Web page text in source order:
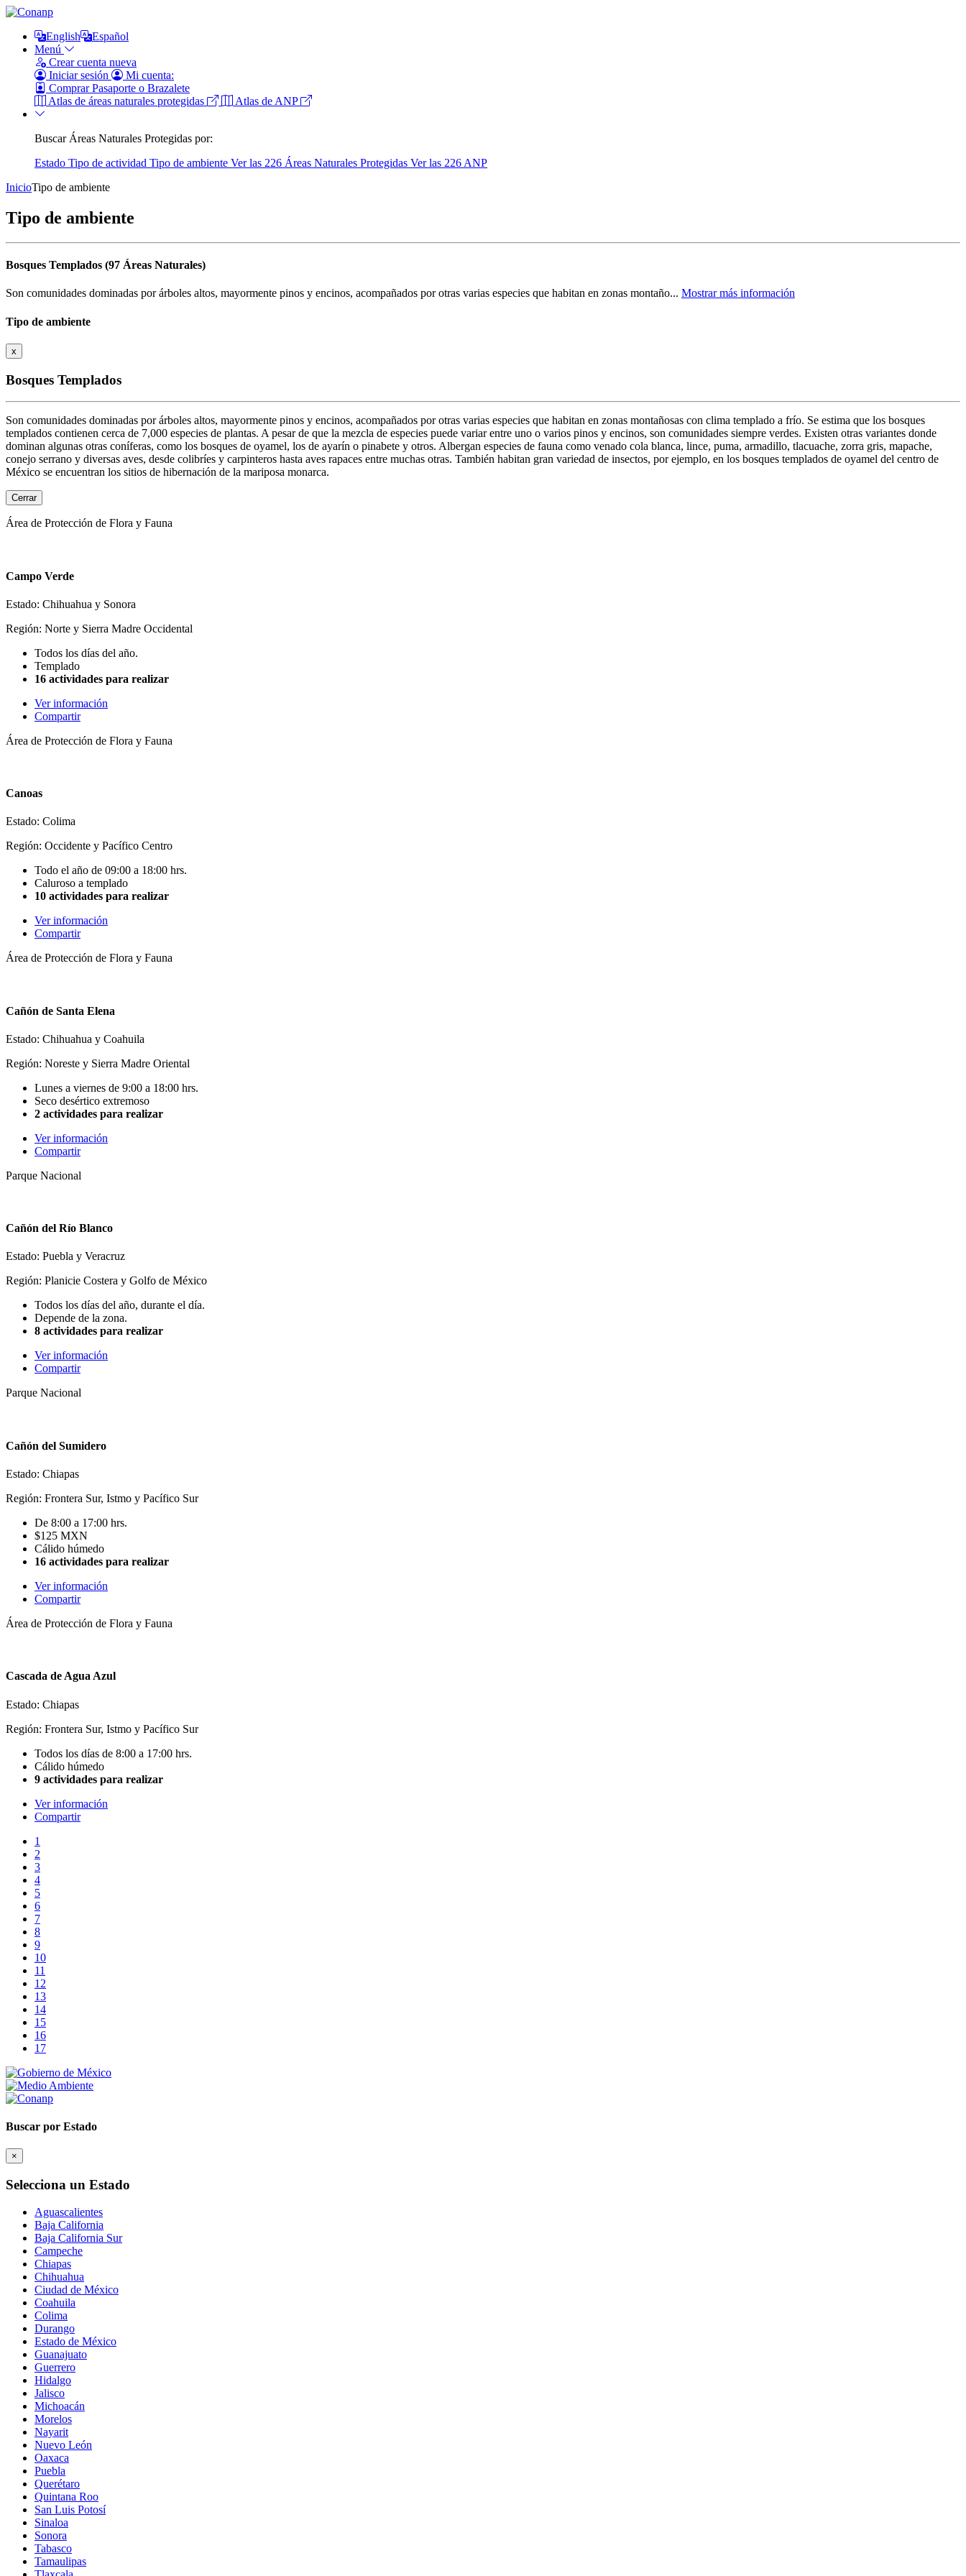
English
Español
Menú
Crear cuenta nueva
Iniciar sesión
Mi cuenta:
Comprar Pasaporte o Brazalete
Atlas de áreas naturales protegidas
Atlas de ANP
Buscar Áreas Naturales Protegidas por:
Estado Tipo de actividad Tipo de ambiente Ver las 226 Áreas Naturales Protegidas Ver las 226 ANP
InicioTipo de ambiente
Tipo de ambiente
Bosques Templados (97 Áreas Naturales)
Son comunidades dominadas por árboles altos, mayormente pinos y encinos, acompañados por otras varias especies que habitan en zonas montaño... Mostrar más información
Tipo de ambiente
x
Bosques Templados
Son comunidades dominadas por árboles altos, mayormente pinos y encinos, acompañados por otras varias especies que habitan en zonas montañosas con clima templado a frío. Se estima que los bosques
templados contienen cerca de 7,000 especies de plantas. A pesar de que la mezcla de especies puede variar entre uno o varios pinos y encinos, son comunidades siempre verdes. Existen otras variantes donde
dominan algunas otras coníferas, como los bosques de oyamel, los de ayarín o pinabete y otros. Albergan especies de fauna como venado cola blanca, lince, puma, armadillo, tlacuache, zorra gris, mapache,
conejo serrano y diversas aves, desde colibríes y carpinteros hasta aves rapaces entre muchas otras. También habitan gran variedad de insectos, por ejemplo, en los bosques templados de oyamel del centro de
México se encuentran los sitios de hibernación de la mariposa monarca.
Cerrar
Área de Protección de Flora y Fauna
Campo Verde
Estado: Chihuahua y Sonora
Región: Norte y Sierra Madre Occidental
Todos los días del año.
Templado
16 actividades para realizar
Ver información
Compartir
Área de Protección de Flora y Fauna
Canoas
Estado: Colima
Región: Occidente y Pacífico Centro
Todo el año de 09:00 a 18:00 hrs.
Caluroso a templado
10 actividades para realizar
Ver información
Compartir
Área de Protección de Flora y Fauna
Cañón de Santa Elena
Estado: Chihuahua y Coahuila
Región: Noreste y Sierra Madre Oriental
Lunes a viernes de 9:00 a 18:00 hrs.
Seco desértico extremoso
2 actividades para realizar
Ver información
Compartir
Parque Nacional
Cañón del Río Blanco
Estado: Puebla y Veracruz
Región: Planicie Costera y Golfo de México
Todos los días del año, durante el día.
Depende de la zona.
8 actividades para realizar
Ver información
Compartir
Parque Nacional
Cañón del Sumidero
Estado: Chiapas
Región: Frontera Sur, Istmo y Pacífico Sur
De 8:00 a 17:00 hrs.
$125 MXN
Cálido húmedo
16 actividades para realizar
Ver información
Compartir
Área de Protección de Flora y Fauna
Cascada de Agua Azul
Estado: Chiapas
Región: Frontera Sur, Istmo y Pacífico Sur
Todos los días de 8:00 a 17:00 hrs.
Cálido húmedo
9 actividades para realizar
Ver información
Compartir
1
2
3
4
5
6
7
8
9
10
11
12
13
14
15
16
17
Buscar por Estado
×
Selecciona un Estado
Aguascalientes
Baja California
Baja California Sur
Campeche
Chiapas
Chihuahua
Ciudad de México
Coahuila
Colima
Durango
Estado de México
Guanajuato
Guerrero
Hidalgo
Jalisco
Michoacán
Morelos
Nayarit
Nuevo León
Oaxaca
Puebla
Querétaro
Quintana Roo
San Luis Potosí
Sinaloa
Sonora
Tabasco
Tamaulipas